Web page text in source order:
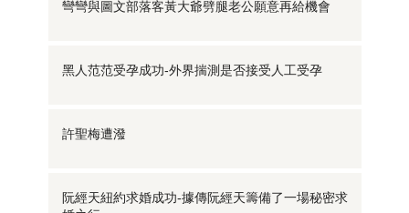
彎彎與圖文部落客黃大爺劈腿老公願意再給機會
黑人范范受孕成功-外界揣測是否接受人工受孕
許聖梅遭潑
阮經天紐約求婚成功-據傳阮經天籌備了一場秘密求